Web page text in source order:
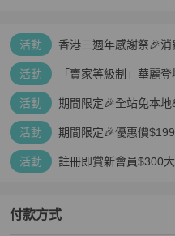
活動
香港三週年感謝祭🎉消
活動 「賣家等級制」華麗登
活動 期間限定🎉全站免本地
活動 期間限定🎉優惠價
活動 註冊即賞新會員$300
付款方式